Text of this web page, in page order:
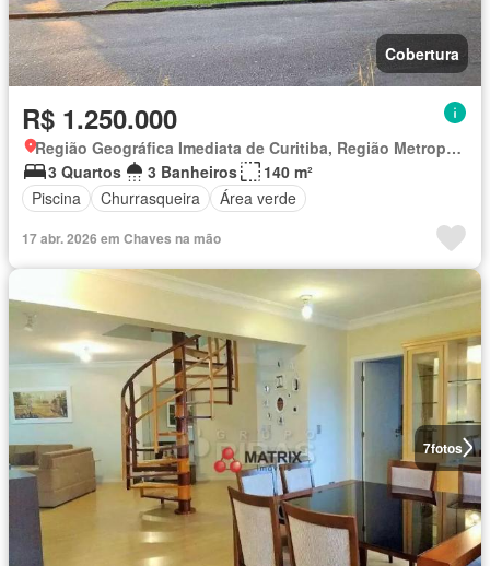
Cobertura
R$ 1.250.000
Região Geográfica Imediata de Curitiba, Região Metropolitana de Curitiba
3 Quartos
3 Banheiros
140 m²
Piscina
Churrasqueira Área verde
17 abr. 2026 em Chaves na mão
7fotos